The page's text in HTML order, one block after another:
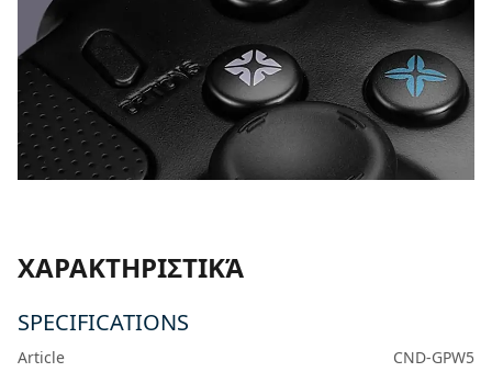
ΧΑΡΑΚΤΗΡΙΣΤΙΚΆ
SPECIFICATIONS
Article
CND-GPW5